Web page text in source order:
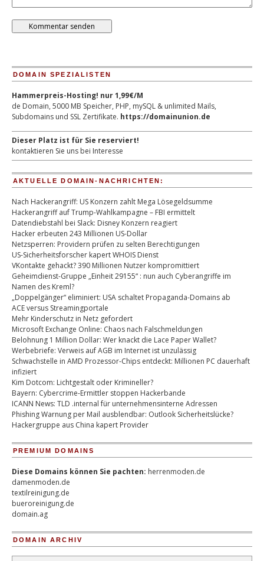
DOMAIN SPEZIALISTEN
Hammerpreis-Hosting! nur 1,99€/M
de Domain, 5000 MB Speicher, PHP, mySQL & unlimited Mails,
Subdomains und SSL Zertifikate. https://domainunion.de
Dieser Platz ist für Sie reserviert!
kontaktieren Sie uns bei Interesse
AKTUELLE DOMAIN-NACHRICHTEN:
Nach Hackerangriff: US Konzern zahlt Mega Lösegeldsumme
Hackerangriff auf Trump-Wahlkampagne – FBI ermittelt
Datendiebstahl bei Slack: Disney Konzern reagiert
Hacker erbeuten 243 Millionen US-Dollar
Netzsperren: Providern prüfen zu selten Berechtigungen
US-Sicherheitsforscher kapert WHOIS Dienst
VKontakte gehackt? 390 Millionen Nutzer kompromittiert
Geheimdienst-Gruppe „Einheit 29155“ : nun auch Cyberangriffe im
Namen des Kreml?
„Doppelgänger“ eliminiert: USA schaltet Propaganda-Domains ab
ACE versus Streamingportale
Mehr Kinderschutz in Netz gefordert
Microsoft Exchange Online: Chaos nach Falschmeldungen
Belohnung 1 Million Dollar: Wer knackt die Lace Paper Wallet?
Werbebriefe: Verweis auf AGB im Internet ist unzulässig
Schwachstelle in AMD Prozessor-Chips entdeckt: Millionen PC dauerhaft
infiziert
Kim Dotcom: Lichtgestalt oder Krimineller?
Bayern: Cybercrime-Ermittler stoppen Hackerbande
ICANN News: TLD .internal für unternehmensinterne Adressen
Phishing Warnung per Mail ausblendbar: Outlook Sicherheitslücke?
Hackergruppe aus China kapert Provider
PREMIUM DOMAINS
Diese Domains können Sie pachten: herrenmoden.de
damenmoden.de
textilreinigung.de
bueroreinigung.de
domain.ag
DOMAIN ARCHIV